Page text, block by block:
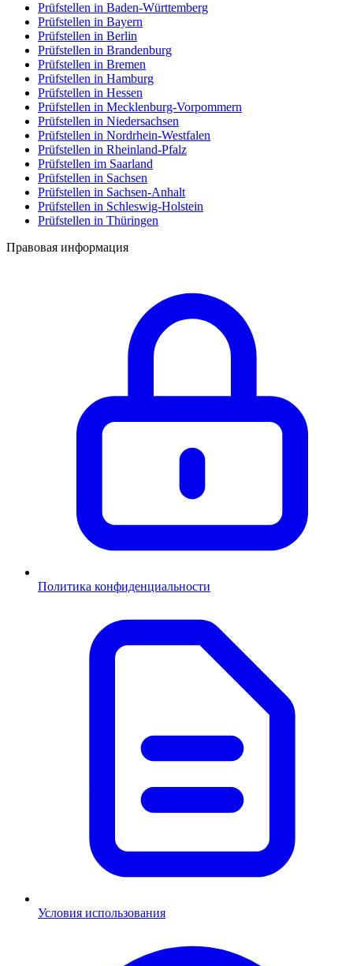
Prüfstellen in Baden-Württemberg
Prüfstellen in Bayern
Prüfstellen in Berlin
Prüfstellen in Brandenburg
Prüfstellen in Bremen
Prüfstellen in Hamburg
Prüfstellen in Hessen
Prüfstellen in Mecklenburg-Vorpommern
Prüfstellen in Niedersachsen
Prüfstellen in Nordrhein-Westfalen
Prüfstellen in Rheinland-Pfalz
Prüfstellen im Saarland
Prüfstellen in Sachsen
Prüfstellen in Sachsen-Anhalt
Prüfstellen in Schleswig-Holstein
Prüfstellen in Thüringen
Правовая информация
Политика конфиденциальности
Условия использования